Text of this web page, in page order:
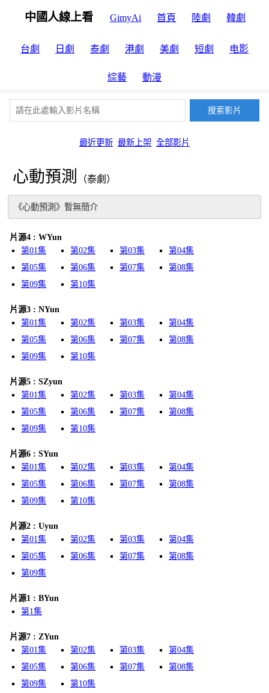
中國人線上看 GimyAi 首頁 陸劇 韓劇
台劇 日劇 泰劇 港劇 美劇 短劇 电影
綜藝 動漫
最近更新 最新上架 全部影片
心動預測 （泰劇）
《心動預測》暫無簡介
片源4 : WYun
第01集
第02集 第03集
第04集
第05集
第06集 第07集
第08集
第09集
第10集
片源3 : NYun
第01集
第02集 第03集
第04集
第05集
第06集 第07集
第08集
第09集
第10集
片源5 : SZyun
第01集
第02集 第03集
第04集
第05集
第06集 第07集
第08集
第09集
第10集
片源6 : SYun
第01集
第02集 第03集
第04集
第05集
第06集 第07集
第08集
第09集
第10集
片源2 : Uyun
第01集
第02集 第03集
第04集
第05集
第06集 第07集
第08集
第09集
片源1 : BYun
第1集
片源7 : ZYun
第01集
第02集 第03集
第04集
第05集
第06集 第07集
第08集
第09集
第10集